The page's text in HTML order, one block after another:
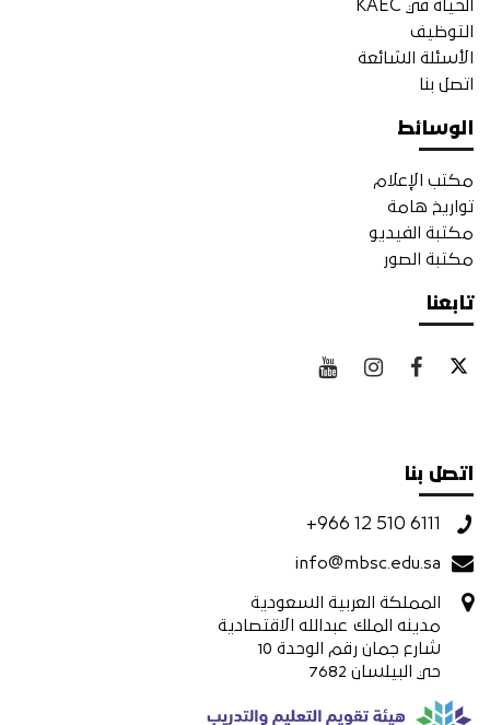
الحياة في KAEC
التوظيف
الأسئلة الشائعة
اتصل بنا
الوسائط
مكتب الإعلام
تواريخ هامة
مكتبة الفيديو
مكتبة الصور
تابعنا
اتصل بنا
+966 12 510 6111
info@mbsc.edu.sa
المملكة العربية السعودية
مدينه الملك عبدالله الاقتصادية
شارع جمان رقم الوحدة 10
حي البيلسان 7682